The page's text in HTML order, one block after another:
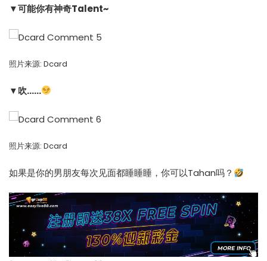
▼可能你有神奇Talent~
照片来源: Dcard
▼吹……
照片来源: Dcard
如果是你的男朋友每次见面都睡睡睡，你可以Tahan吗？